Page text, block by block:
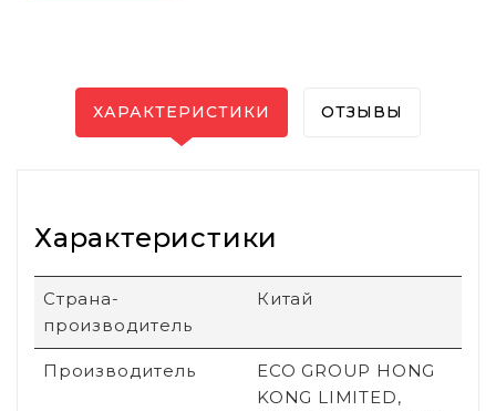
ХАРАКТЕРИСТИКИ ОТЗЫВЫ
Характеристики
Страна-
производитель
Китай
Производитель
ECO GROUP HONG
KONG LIMITED,